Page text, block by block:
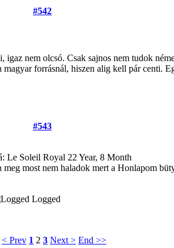
#542
igaz nem olcsó. Csak sajnos nem tudok
forrásnál, hiszen alig kell pár centi.
#543
Le Soleil Royal 22 Year, 8 Month
meg most nem haladok mert a Honlapom
Logged
< Prev 1 2 3 Next > End >>